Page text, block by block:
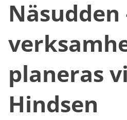
Näsudden
planeras
Hindsen